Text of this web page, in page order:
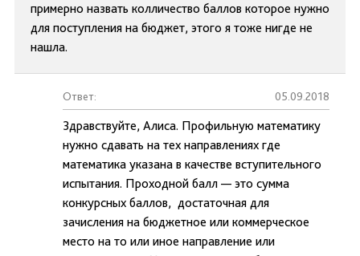
примерно назвать колличество баллов которое нужно
для поступления на бюджет, этого я тоже нигде не
нашла.
Ответ: 05.09.2018
Здравствуйте, Алиса. Профильную математику
нужно сдавать на тех направлениях где
математика указана в качестве вступительного
испытания. Проходной балл — это сумма
конкурсных баллов, достаточная для
зачисления на бюджетное или коммерческое
место на то или иное направление или